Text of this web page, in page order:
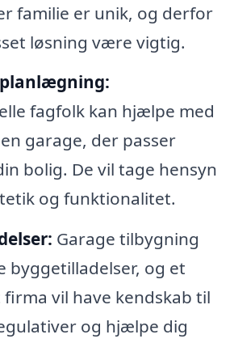
familie er unik, og derfor
løsning være vigtig.
fagfolk kan hjælpe med
garage, der passer
bolig. De vil tage hensyn
og funktionalitet.
Garage tilbygning
byggetilladelser, og et
vil have kendskab til
og hjælpe dig